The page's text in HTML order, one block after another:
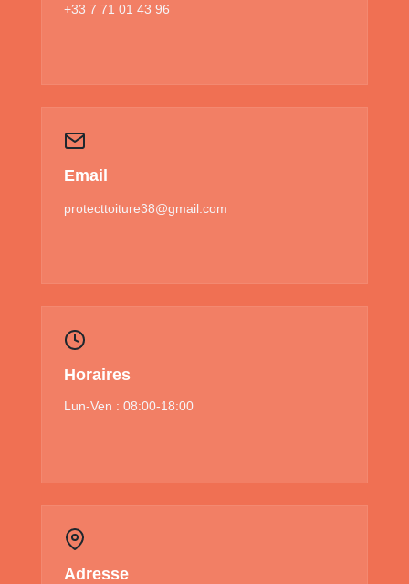
+33 7 71 01 43 96
Email
protecttoiture38@gmail.com
Horaires
Lun-Ven : 08:00-18:00
Adresse